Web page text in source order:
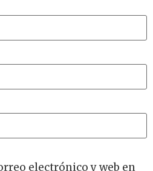
electrónico y web en